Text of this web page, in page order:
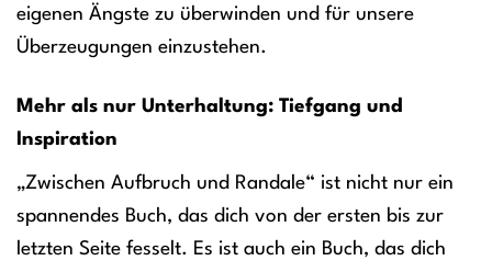
eigenen Ängste zu überwinden und für unsere
Überzeugungen einzustehen.
Mehr als nur Unterhaltung: Tiefgang und
Inspiration
„Zwischen Aufbruch und Randale“ ist nicht nur ein
spannendes Buch, das dich von der ersten bis zur
letzten Seite fesselt. Es ist auch ein Buch, das dich